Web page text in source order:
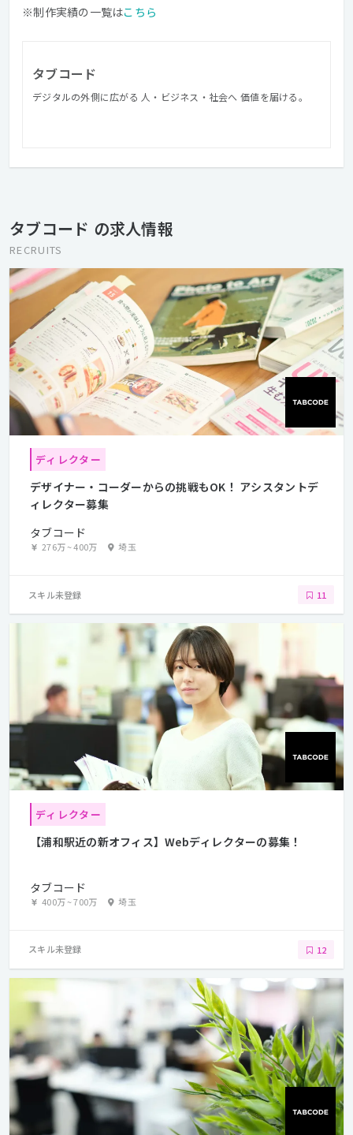
※制作実績の一覧はこちら
タブコード
デジタルの外側に広がる 人・ビジネス・社会へ 価値を届ける。
タブコード の求人情報
RECRUITS
ディレクター
デザイナー・コーダーからの挑戦もOK！ アシスタントデ
ィレクター募集
タブコード
276万~400万 埼玉
スキル未登録 11
ディレクター
【浦和駅近の新オフィス】Webディレクターの募集！
タブコード
400万~700万 埼玉
スキル未登録 12